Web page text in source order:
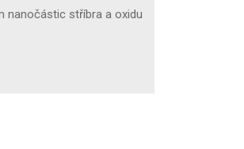
nanočástic stříbra a oxidu